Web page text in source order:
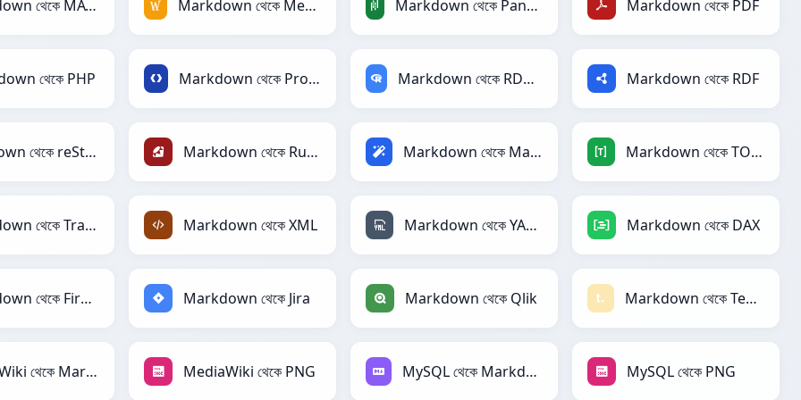
Markdown থেকে MATLAB Markdown থেকে MediaWiki Markdown থেকে PandasDataFrame Markdown থেকে PDF
থেকে PHP Markdown থেকে Protobuf Markdown থেকে RDataFrame Markdown থেকে RDF
Markdown থেকে reStructuredText Markdown থেকে Ruby Markdown থেকে Magic Markdown থেকে TOML
Markdown থেকে TracWiki Markdown থেকে XML Markdown থেকে YAML Markdown থেকে DAX
Markdown থেকে Firebase Markdown থেকে Jira Markdown থেকে Qlik Markdown থেকে Textile
MediaWiki থেকে Markdown MediaWiki থেকে PNG MySQL থেকে Markdown MySQL থেকে PNG